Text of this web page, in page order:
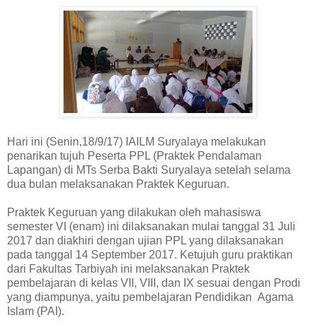
Hari ini (Senin,18/9/17) IAILM Suryalaya melakukan
penarikan tujuh Peserta PPL (Praktek Pendalaman
Lapangan) di MTs Serba Bakti Suryalaya setelah selama
dua bulan melaksanakan Praktek Keguruan.
Praktek Keguruan yang dilakukan oleh mahasiswa
semester VI (enam) ini dilaksanakan mulai tanggal 31 Juli
2017 dan diakhiri dengan ujian PPL yang dilaksanakan
pada tanggal 14 September 2017. Ketujuh guru praktikan
dari Fakultas Tarbiyah ini melaksanakan Praktek
pembelajaran di kelas VII, VIII, dan IX sesuai dengan Prodi
yang diampunya, yaitu pembelajaran Pendidikan Agama
Islam (PAI).